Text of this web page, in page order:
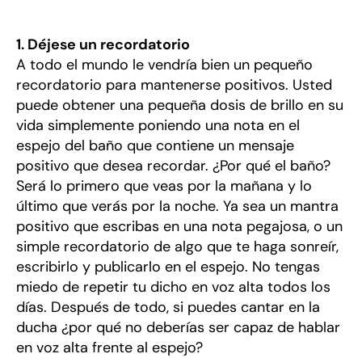
1. Déjese un recordatorio
A todo el mundo le vendría bien un pequeño
recordatorio para mantenerse positivos. Usted
puede obtener una pequeña dosis de brillo en su
vida simplemente poniendo una nota en el
espejo del baño que contiene un mensaje
positivo que desea recordar. ¿Por qué el baño?
Será lo primero que veas por la mañana y lo
último que verás por la noche. Ya sea un mantra
positivo que escribas en una nota pegajosa, o un
simple recordatorio de algo que te haga sonreír,
escribirlo y publicarlo en el espejo. No tengas
miedo de repetir tu dicho en voz alta todos los
días. Después de todo, si puedes cantar en la
ducha ¿por qué no deberías ser capaz de hablar
en voz alta frente al espejo?